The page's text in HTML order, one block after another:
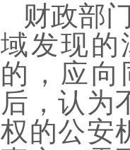
财政部
域发现的
的，应向
后，认为
权的公安